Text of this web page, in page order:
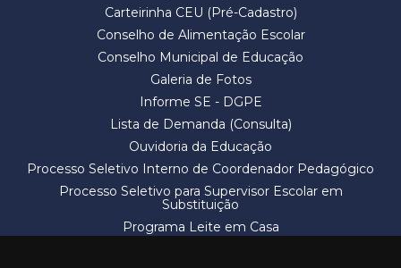
Carteirinha CEU (Pré-Cadastro)
Conselho de Alimentação Escolar
Conselho Municipal de Educação
Galeria de Fotos
Informe SE - DGPE
Lista de Demanda (Consulta)
Ouvidoria da Educação
Processo Seletivo Interno de Coordenador Pedagógico
Processo Seletivo para Supervisor Escolar em
Substituição
Programa Leite em Casa